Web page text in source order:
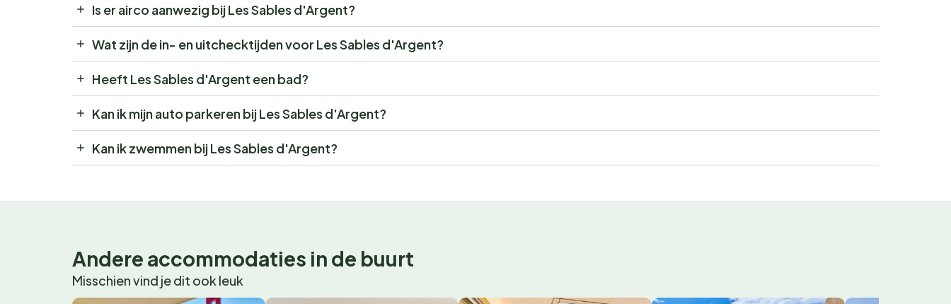
Is er airco aanwezig bij Les Sables d'Argent?
Wat zijn de in- en uitchecktijden voor Les Sables d'Argent?
Heeft Les Sables d'Argent een bad?
Kan ik mijn auto parkeren bij Les Sables d'Argent?
Kan ik zwemmen bij Les Sables d'Argent?
Andere accommodaties in de buurt
Misschien vind je dit ook leuk